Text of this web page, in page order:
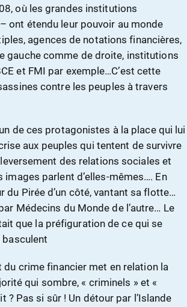
où les grandes institutions
ont étendu leur pouvoir au monde
agences de notations financières,
gauche comme de droite, institutions
et FMI par exemple…C’est cette
contre les peuples à travers
de ces protagonistes à la place qui lui
aux peuples qui tentent de survivre
des relations sociales et
parlent d’elles-mêmes…. En
du Pirée d’un côté, vantant sa flotte…
Médecins du Monde de l’autre… Le
que la préfiguration de ce qui se
basculent
du crime financier met en relation la
qui sombre, « criminels » et «
Pas si sûr ! Un détour par l’Islande